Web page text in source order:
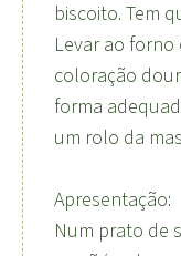
biscoito. Tem
Levar ao
coloração
forma
um rolo da
Apresentação:
Num prato de